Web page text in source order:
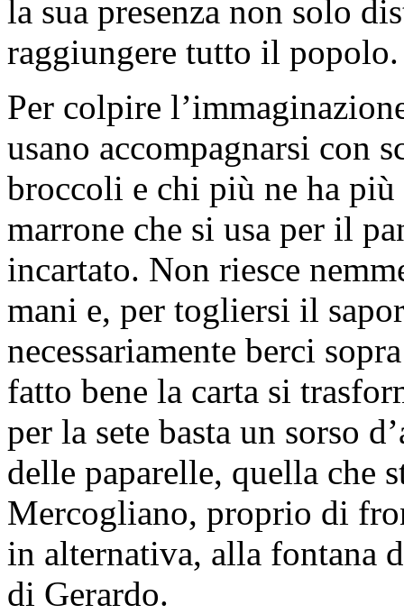
la sua presenza non solo
raggiungere tutto il popolo.
Per colpire
usano accompagnarsi con
broccoli e chi più ne ha
marrone che si usa per il
incartato. Non riesce
mani e, per togliersi il
necessariamente berci
fatto bene la carta si
per la sete basta un sorso
delle paparelle, quella che
Mercogliano, proprio di
in alternativa, alla fontana
di Gerardo.